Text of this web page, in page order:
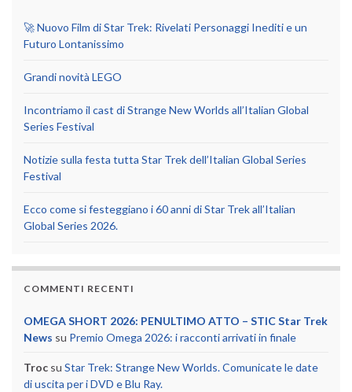
🚀 Nuovo Film di Star Trek: Rivelati Personaggi Inediti e un
Futuro Lontanissimo
Grandi novità LEGO
Incontriamo il cast di Strange New Worlds all’Italian Global
Series Festival
Notizie sulla festa tutta Star Trek dell’Italian Global Series
Festival
Ecco come si festeggiano i 60 anni di Star Trek all’Italian
Global Series 2026.
COMMENTI RECENTI
OMEGA SHORT 2026: PENULTIMO ATTO – STIC Star Trek
News su Premio Omega 2026: i racconti arrivati in finale
Troc su Star Trek: Strange New Worlds. Comunicate le date
di uscita per i DVD e Blu Ray.